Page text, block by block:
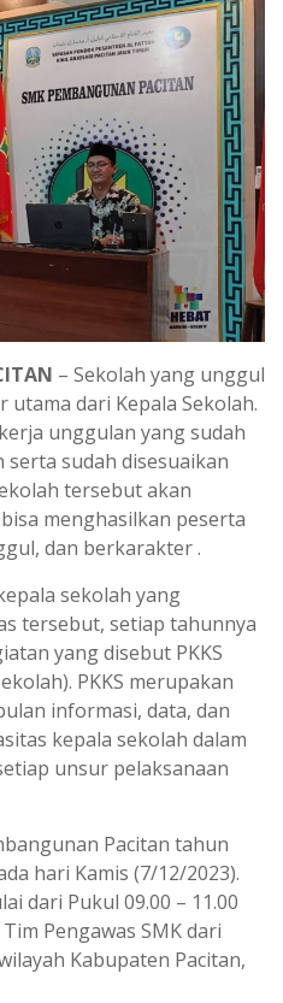
– Sekolah yang unggul
dari Kepala Sekolah.
unggulan yang sudah
sudah disesuaikan
tersebut akan
menghasilkan peserta
dan berkarakter .
sekolah yang
tersebut, setiap tahunnya
yang disebut PKKS
PKKS merupakan
informasi, data, dan
kepala sekolah dalam
unsur pelaksanaan
Pacitan tahun
hari Kamis (7/12/2023).
dari Pukul 09.00 – 11.00
Pengawas SMK dari
Kabupaten Pacitan,